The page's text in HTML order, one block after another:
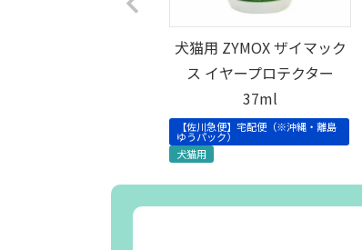
犬猫用 ZYMOX ザイマック
ス イヤープロテクター
37ml
【佐川急便】宅配便（※沖縄・離島
ゆうパック）
犬猫用